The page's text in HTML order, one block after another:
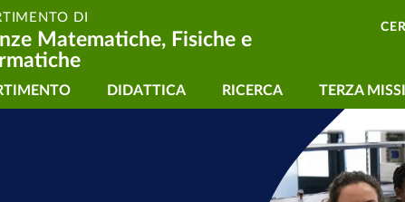
DI
Matematiche, Fisiche e
principale
DIDATTICA RICERCA TERZA
di Scienze